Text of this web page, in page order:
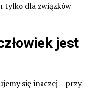
tylko dla związków
jest
się inaczej – przy